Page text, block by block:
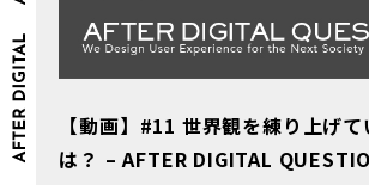
【動画】#11 世界観を練り上げ
は？ – AFTER DIGITAL